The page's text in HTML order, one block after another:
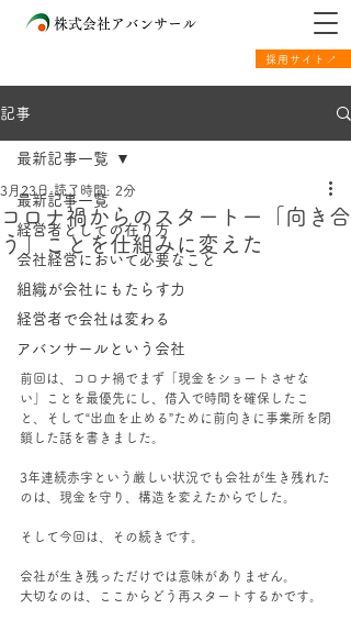
採用サイト↗
株式会社アバンサール
記事
最新記事一覧
経営者としての在り方
会社経営において必要なこと
組織が会社にもたらす力
経営者で会社は変わる
アバンサールという会社
最新記事一覧
コロナ禍からのスタートー「向き合
う」ことを仕組みに変えた
3月23日 読了時間: 2分
前回は、コロナ禍でまず「現金をショートさせな
い」ことを最優先にし、借入で時間を確保したこ
と、そして“出血を止める”ために前向きに事業所を閉
鎖した話を書きました。
3年連続赤字という厳しい状況でも会社が生き残れた
のは、現金を守り、構造を変えたからでした。
そして今回は、その続きです。
会社が生き残っただけでは意味がありません。
大切なのは、ここからどう再スタートするかです。